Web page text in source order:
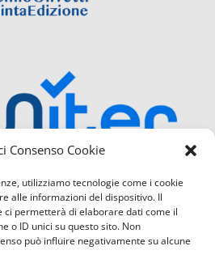
Consenso Cookie
utilizziamo tecnologie come i cookie
alle informazioni del dispositivo. Il
ci permetterà di elaborare dati come il
o ID unici su questo sito. Non
può influire negativamente su alcune